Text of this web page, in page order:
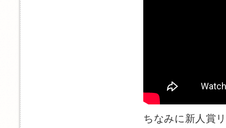
ちなみに新人賞